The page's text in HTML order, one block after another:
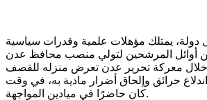
دولة، يمتلك مؤهلات علمية وقدرات سياسية
أوائل المرشحين لتولي منصب محافظ عدن
معركة تحرير عدن تعرض منزله للقصف
اندلاع حرائق وإلحاق أضرار مادية به، في وقت
كان حاضرًا في ميادين المواجهة.